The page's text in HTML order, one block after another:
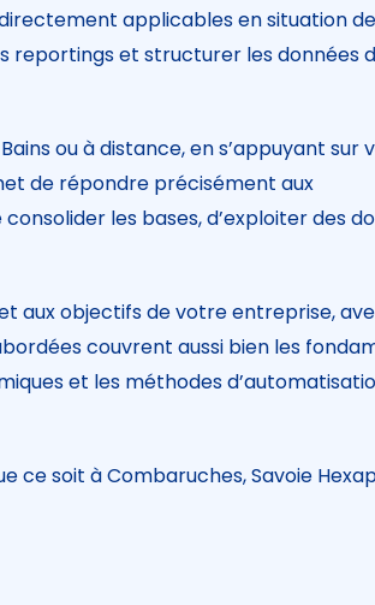
applicables en situation
reportings et structurer les données
ou à distance, en s’appuyant sur
de répondre précisément aux
les bases, d’exploiter des
aux objectifs de votre entreprise,
couvrent aussi bien les
et les méthodes
ce soit à Combaruches, Savoie